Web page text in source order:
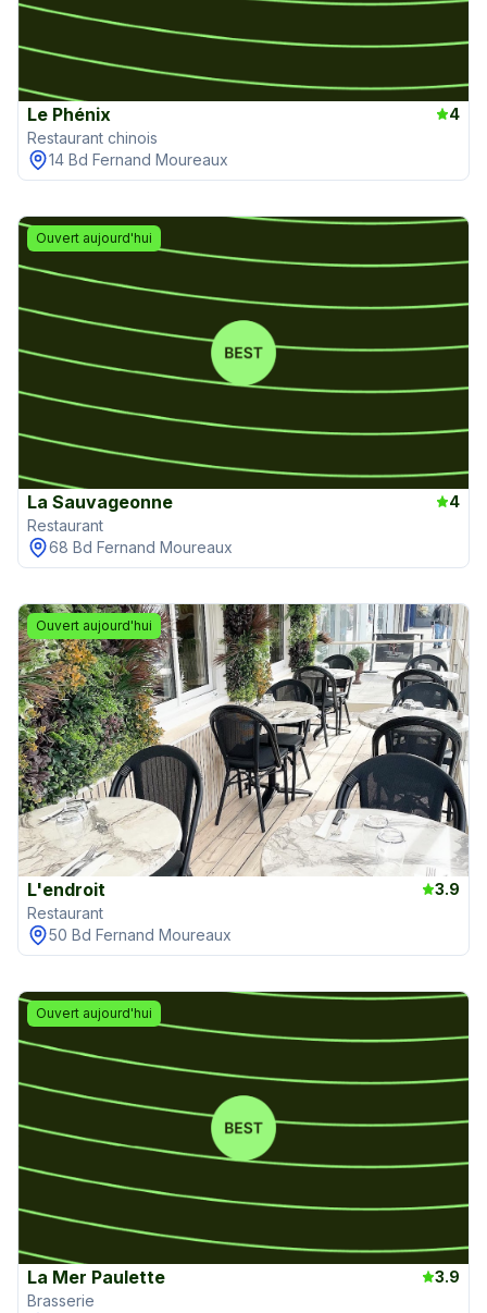
Le Phénix
4
Restaurant chinois
14 Bd Fernand Moureaux
Ouvert aujourd'hui
La Sauvageonne
4
Restaurant
68 Bd Fernand Moureaux
Ouvert aujourd'hui
L'endroit
3.9
Restaurant
50 Bd Fernand Moureaux
Ouvert aujourd'hui
La Mer Paulette
3.9
Brasserie